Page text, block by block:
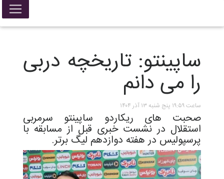
ساپینتو: تاریخچه دربی
را می دانم
ساعت ۱۹:۵۹ پنج شنبه ۱۳ آذر ۱۴۰۴
صحبت های ریکاردو ساپینتو سرمربی
استقلال در نشست خبری قبل از مسابقه با
پرسپولیس در هفته دوازدهم لیگ برتر.